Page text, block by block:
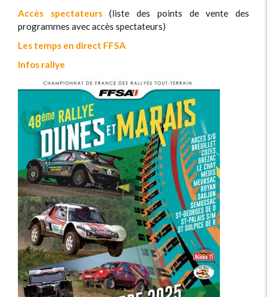
Accès spectateurs(liste des points de vente des
programmes avec accès spectateurs)
Les temps en direct FFSA
Infos rallye